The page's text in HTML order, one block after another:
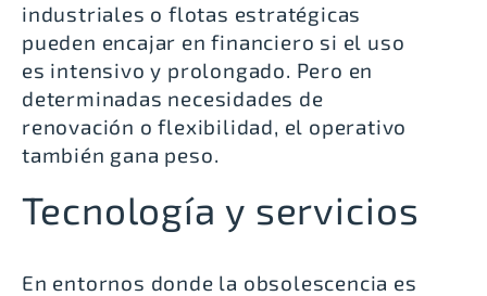
industriales o flotas estratégicas
pueden encajar en financiero si el uso
es intensivo y prolongado. Pero en
determinadas necesidades de
renovación o flexibilidad, el operativo
también gana peso.
Tecnología y servicios
En entornos donde la obsolescencia es